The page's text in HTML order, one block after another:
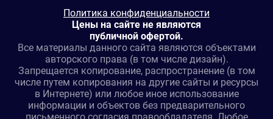
Цены на сайте не являются
публичной офертой.
Все материалы данного сайта являются объектами
авторского права (в том числе дизайн).
Запрещается копирование, распространение (в том
числе путем копирования на другие сайты и ресурсы
в Интернете) или любое иное использование
информации и объектов без предварительного
Политика конфиденциальности